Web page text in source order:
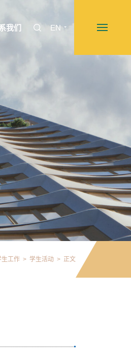
我们 EN
生工作 > 学生活动 > 正文